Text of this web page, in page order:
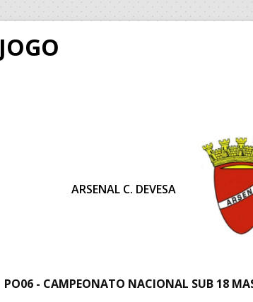
JOGO
ARSENAL C. DEVESA
PO06 - CAMPEONATO NACIONAL SUB 18